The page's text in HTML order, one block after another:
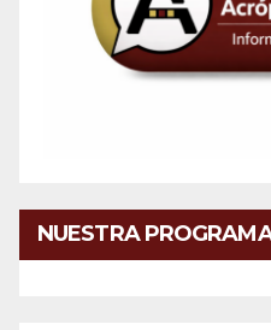
NUESTRA